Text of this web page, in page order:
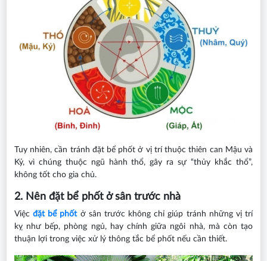
Tuy nhiên, cần tránh đặt bể phốt ở vị trí thuộc thiên can Mậu và
Kỷ, vì chúng thuộc ngũ hành thổ, gây ra sự “thủy khắc thổ”,
không tốt cho gia chủ.
2. Nên đặt bể phốt ở sân trước nhà
Việc đặt bể phốtở sân trước không chỉ giúp tránh những vị trí
kỵ như bếp, phòng ngủ, hay chính giữa ngôi nhà, mà còn tạo
thuận lợi trong việc xử lý thông tắc bể phốt nếu cần thiết.